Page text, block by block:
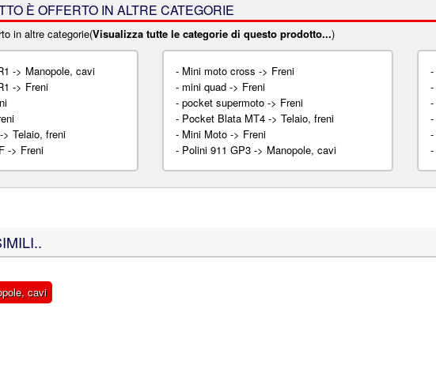
È OFFERTO IN ALTRE CATEGORIE
in altre categorie(Visualizza tutte le categorie di questo prodotto...)
-> Manopole, cavi
-> Freni
Telaio, freni
-> Freni
- Mini moto cross -> Freni
- mini quad -> Freni
-pocket supermoto -> Freni
- Pocket Blata MT4 -> Telaio, freni
- Mini Moto -> Freni
- Polini 911 GP3 -> Manopole, cavi
-
-
-
-
-
-
cavi